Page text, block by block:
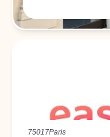
75017Paris